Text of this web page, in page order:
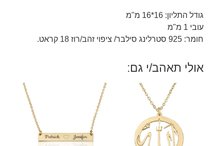
גודל התליון: 16*16 מ"מ
עובי 1 מ"מ
חומר: 925 סטרלינג סילבר/ ציפוי זהב/רוז 18 קראט.
אולי תאהב/י גם: